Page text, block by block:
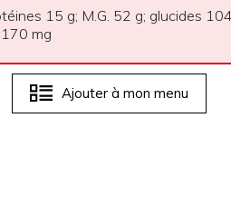
15 g; M.G. 52 g; glucides
mg
Ajouter à mon menu